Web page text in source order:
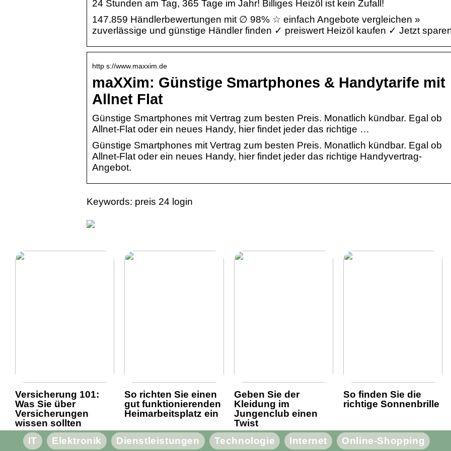
24 Stunden am Tag, 365 Tage im Jahr! Billiges Heizöl ist kein Zufall!
147.859 Händlerbewertungen mit ∅ 98% ☆ einfach Angebote vergleichen »
zuverlässige und günstige Händler finden ✓ preiswert Heizöl kaufen ✓ Jetzt
http s://www.maxxim.de
maXXim: Günstige Smartphones & Handytarife mit
Allnet Flat
Günstige Smartphones mit Vertrag zum besten Preis. Monatlich kündbar. Egal ob
Allnet-Flat oder ein neues Handy, hier findet jeder das richtige …
Günstige Smartphones mit Vertrag zum besten Preis. Monatlich kündbar. Egal ob
Allnet-Flat oder ein neues Handy, hier findet jeder das richtige Handyvertrag-
Angebot.
Keywords: preis 24 login
Versicherung 101:
Was Sie über
Versicherungen
wissen sollten
So richten Sie einen
gut funktionierenden
Heimarbeitsplatz ein
Geben Sie der
Kleidung im
Jungenclub einen
Twist
So finden Sie die
richtige Sonnenbrille
IT Elektronik Dienstleistungen Technologie Internet Online-Shopping